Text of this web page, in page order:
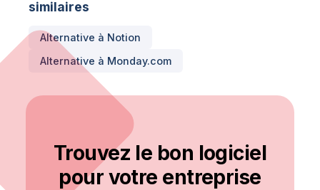
similaires
Alternative à Notion
Alternative à Monday.com
Trouvez le bon logiciel
pour votre entreprise